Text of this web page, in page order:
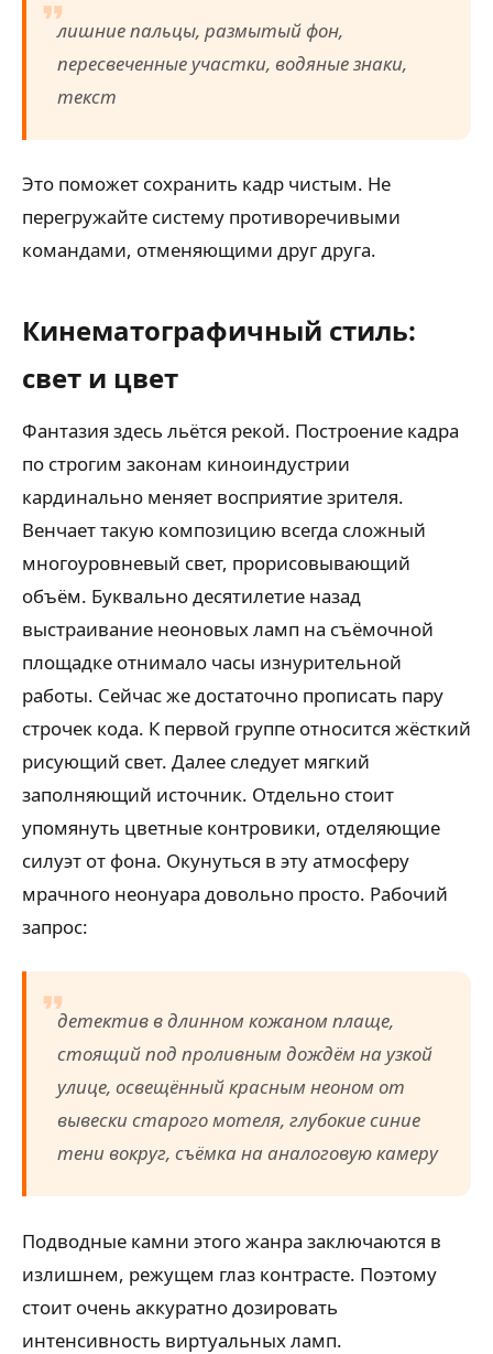
лишние пальцы, размытый фон,
пересвеченные участки, водяные знаки,
текст
Это поможет сохранить кадр чистым. Не
перегружайте систему противоречивыми
командами, отменяющими друг друга.
Кинематографичный стиль:
свет и цвет
Фантазия здесь льётся рекой. Построение кадра
по строгим законам киноиндустрии
кардинально меняет восприятие зрителя.
Венчает такую композицию всегда сложный
многоуровневый свет, прорисовывающий
объём. Буквально десятилетие назад
выстраивание неоновых ламп на съёмочной
площадке отнимало часы изнурительной
работы. Сейчас же достаточно прописать пару
строчек кода. К первой группе относится жёсткий
рисующий свет. Далее следует мягкий
заполняющий источник. Отдельно стоит
упомянуть цветные контровики, отделяющие
силуэт от фона. Окунуться в эту атмосферу
мрачного неонуара довольно просто. Рабочий
запрос:
детектив в длинном кожаном плаще,
стоящий под проливным дождём на узкой
улице, освещённый красным неоном от
вывески старого мотеля, глубокие синие
тени вокруг, съёмка на аналоговую камеру
Подводные камни этого жанра заключаются в
излишнем, режущем глаз контрасте. Поэтому
стоит очень аккуратно дозировать
интенсивность виртуальных ламп.